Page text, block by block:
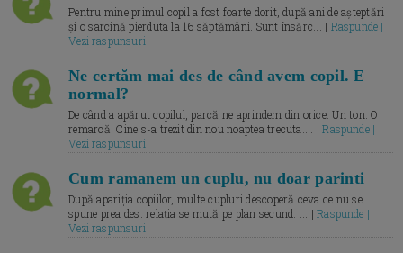
Pentru mine primul copil a fost foarte dorit, după ani de așteptări
și o sarcină pierduta la 16 săptămâni. Sunt însărc... | Raspunde |
Vezi raspunsuri
Ne certăm mai des de când avem copil. E
normal?
De când a apărut copilul, parcă ne aprindem din orice. Un ton. O
remarcă. Cine s-a trezit din nou noaptea trecuta.... |Raspunde |
Vezi raspunsuri
Cum ramanem un cuplu, nu doar parinti
După apariția copiilor, multe cupluri descoperă ceva ce nu se
spune prea des: relația se mută pe plan secund. ... |Raspunde |
Vezi raspunsuri